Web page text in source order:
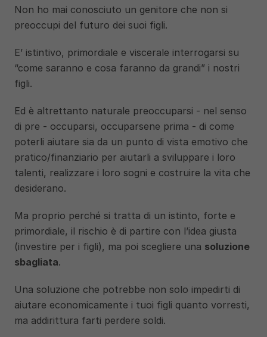
Non ho mai conosciuto un genitore che non si
preoccupi del futuro dei suoi figli.
E’ istintivo, primordiale e viscerale interrogarsi su
“come saranno e cosa faranno da grandi” i nostri
figli.
Ed è altrettanto naturale preoccuparsi - nel senso
di pre - occuparsi, occuparsene prima - di come
poterli aiutare sia da un punto di vista emotivo che
pratico/finanziario per aiutarli a sviluppare i loro
talenti, realizzare i loro sogni e costruire la vita che
desiderano.
Ma proprio perché si tratta di un istinto, forte e
primordiale, il rischio è di partire con l’idea giusta
(investire per i figli), ma poi scegliere una soluzione
sbagliata.
Una soluzione che potrebbe non solo impedirti di
aiutare economicamente i tuoi figli quanto vorresti,
ma addirittura farti perdere soldi.